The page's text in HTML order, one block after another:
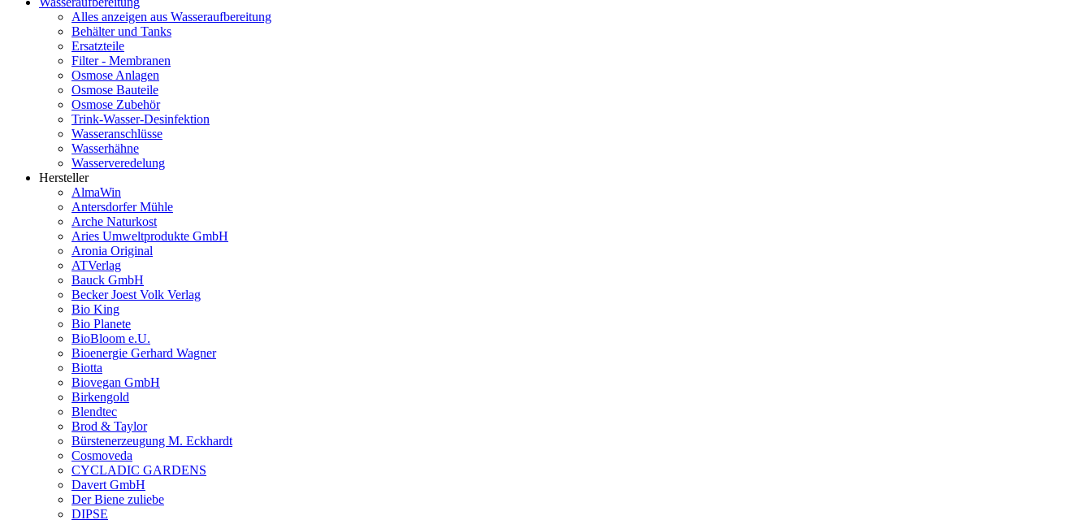
Alles anzeigen aus Wasseraufbereitung
Behälter und Tanks
Ersatzteile
Filter - Membranen
Osmose Anlagen
Osmose Bauteile
Osmose Zubehör
Trink-Wasser-Desinfektion
Wasseranschlüsse
Wasserhähne
Wasserveredelung
Hersteller
AlmaWin
Antersdorfer Mühle
Arche Naturkost
Aries Umweltprodukte GmbH
Aronia Original
ATVerlag
Bauck GmbH
Becker Joest Volk Verlag
Bio King
Bio Planete
BioBloom e.U.
Bioenergie Gerhard Wagner
Biotta
Biovegan GmbH
Birkengold
Blendtec
Brod & Taylor
Bürstenerzeugung M. Eckhardt
Cosmoveda
CYCLADIC GARDENS
Davert GmbH
Der Biene zuliebe
DIPSE